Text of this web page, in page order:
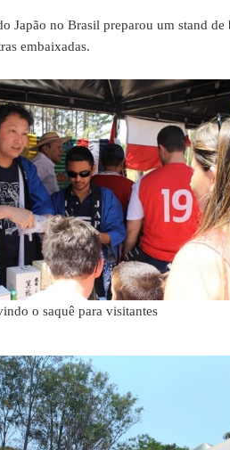
no Brasil preparou um stand de
embaixadas.
o saquê para visitantes